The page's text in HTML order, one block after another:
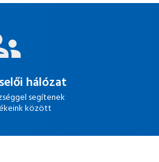
hálózat
segítenek
között